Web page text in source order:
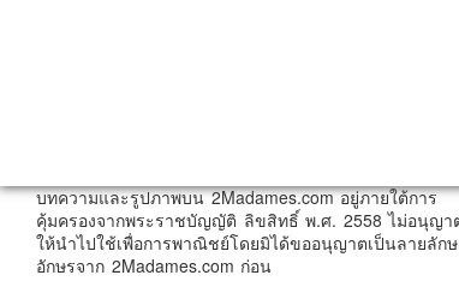
บทความและรูปภาพบน 2Madames.com อยู่ภายใต้การ
คุ้มครองจากพระราชบัญญัติ ลิขสิทธิ์ พ.ศ. 2558 ไม่อนุญา
ให้นำไปใช้เพื่อการพาณิชย์โดยมิได้ขออนุญาตเป็นลายลัก
อักษรจาก 2Madames.com ก่อน